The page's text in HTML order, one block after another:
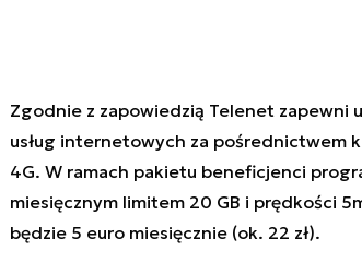
Zgodnie z zapowiedzią Telenet
usług internetowych za pośrednictwem
4G. W ramach pakietu beneficjenci
miesięcznym limitem 20 GB i prędkości
będzie 5 euro miesięcznie (ok. 22 zł).